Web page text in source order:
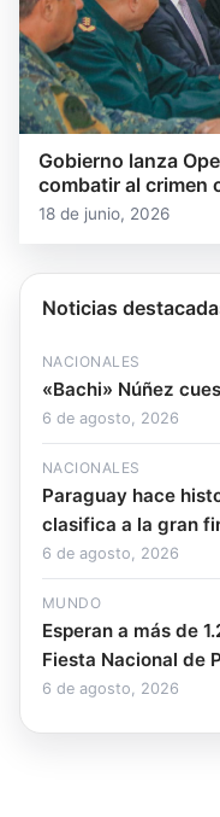
Gobierno lanza
combatir al crimen
18 de junio, 2026
Noticias
NACIONALES
«Bachi» Núñez
6 de agosto, 2026
NACIONALES
Paraguay hace
clasifica a la gran
6 de agosto, 2026
MUNDO
Esperan a más de
Fiesta Nacional de
6 de agosto, 2026